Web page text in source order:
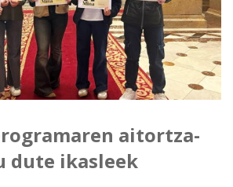
aitortza-
dute ikasleek